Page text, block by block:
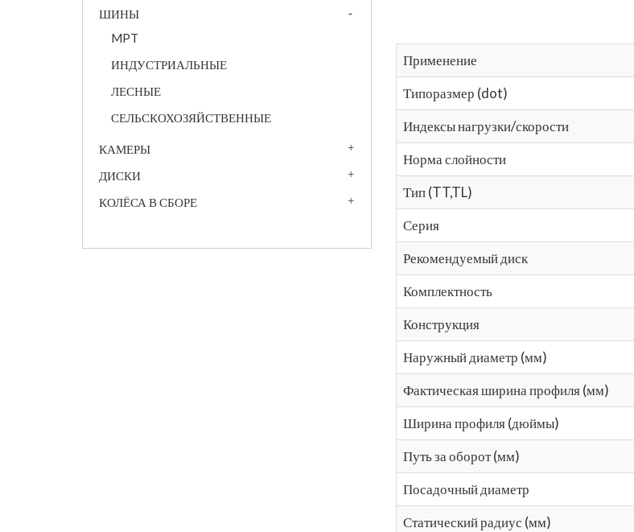
ШИНЫ
MPT
ИНДУСТРИАЛЬНЫЕ
ЛЕСНЫЕ
СЕЛЬСКОХОЗЯЙСТВЕННЫЕ
КАМЕРЫ
ДИСКИ
КОЛЁСА В СБОРЕ
Применение
Типоразмер (dot)
Индексы нагрузки/скорости
Норма слойности
Тип (TT,TL)
Серия
Рекомендуемый диск
Комплектность
Конструкция
Наружный диаметр (мм)
Фактическая ширина профиля (мм)
Ширина профиля (дюймы)
Путь за оборот (мм)
Посадочный диаметр
Статический радиус (мм)